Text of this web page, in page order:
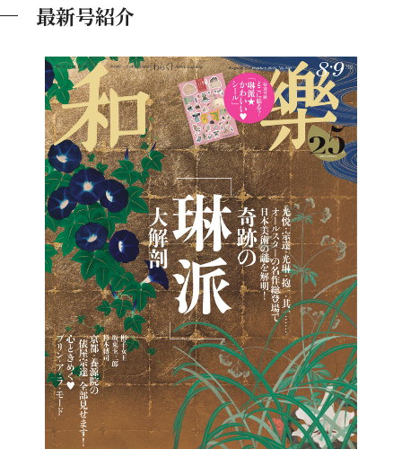
最新号紹介